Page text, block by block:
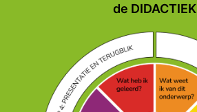
de DIDACTIEK